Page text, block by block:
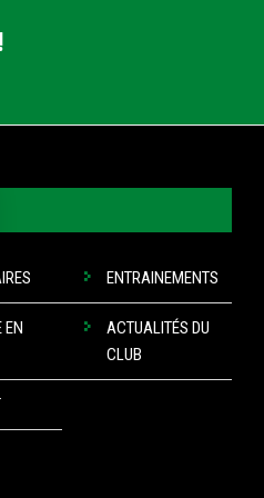
ENTRAINEMENTS
EN
ACTUALITÉS DU
CLUB